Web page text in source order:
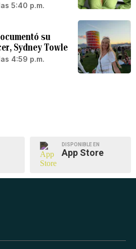
5:40 p.m.
su
Sydney Towle
4:59 p.m.
DISPONIBLE EN
App Store